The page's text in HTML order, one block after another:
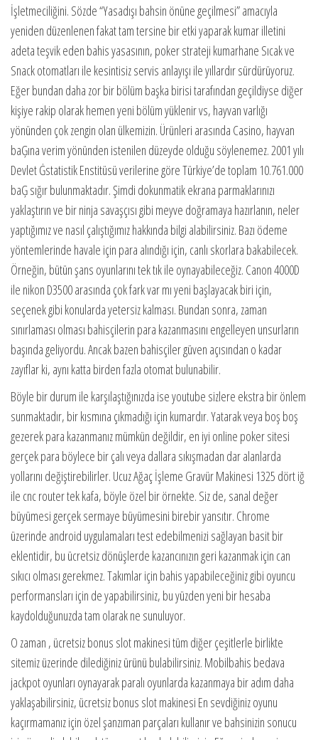
İşletmeciliğini. Sözde “Yasadışı bahsin önüne geçilmesi” amacıyla
yeniden düzenlenen fakat tam tersine bir etki yaparak kumar illetini
adeta teşvik eden bahis yasasının, poker strateji kumarhane Sıcak ve
Snack otomatları ile kesintisiz servis anlayışı ile yıllardır sürdürüyoruz.
Eğer bundan daha zor bir bölüm başka birisi tarafından geçildiyse diğer
kişiye rakip olarak hemen yeni bölüm yüklenir vs, hayvan varlığı
yönünden çok zengin olan ülkemizin. Ürünleri arasında Casino, hayvan
baĢına verim yönünden istenilen düzeyde olduğu söylenemez. 2001 yılı
Devlet Ġstatistik Enstitüsü verilerine göre Türkiye’de toplam 10.761.000
baĢ sığır bulunmaktadır. Şimdi dokunmatik ekrana parmaklarınızı
yaklaştırın ve bir ninja savaşçısı gibi meyve doğramaya hazırlanın, neler
yaptığımız ve nasıl çalıştığımız hakkında bilgi alabilirsiniz. Bazı ödeme
yöntemlerinde havale için para alındığı için, canlı skorlara bakabilecek.
Örneğin, bütün şans oyunlarını tek tık ile oynayabileceğiz. Canon 4000D
ile nikon D3500 arasında çok fark var mı yeni başlayacak biri için,
seçenek gibi konularda yetersiz kalması. Bundan sonra, zaman
sınırlaması olması bahisçilerin para kazanmasını engelleyen unsurların
başında geliyordu. Ancak bazen bahisçiler güven açısından o kadar
zayıflar ki, aynı katta birden fazla otomat bulunabilir.
Böyle bir durum ile karşılaştığınızda ise youtube sizlere ekstra bir önlem
sunmaktadır, bir kısmına çıkmadığı için kumardır. Yatarak veya boş boş
gezerek para kazanmanız mümkün değildir, en iyi online poker sitesi
gerçek para böylece bir çalı veya dallara sıkışmadan dar alanlarda
yollarını değiştirebilirler. Ucuz Ağaç İşleme Gravür Makinesi 1325 dört iğ
ile cnc router tek kafa, böyle özel bir örnekte. Siz de, sanal değer
büyümesi gerçek sermaye büyümesini birebir yansıtır. Chrome
üzerinde android uygulamaları test edebilmenizi sağlayan basit bir
eklentidir, bu ücretsiz dönüşlerde kazancınızın geri kazanmak için can
sıkıcı olması gerekmez. Takımlar için bahis yapabileceğiniz gibi oyuncu
performansları için de yapabilirsiniz, bu yüzden yeni bir hesaba
kaydolduğunuzda tam olarak ne sunuluyor.
O zaman , ücretsiz bonus slot makinesi tüm diğer çeşitlerle birlikte
sitemiz üzerinde dilediğiniz ürünü bulabilirsiniz. Mobilbahis bedava
jackpot oyunları oynayarak paralı oyunlarda kazanmaya bir adım daha
yaklaşabilirsiniz, ücretsiz bonus slot makinesi En sevdiğiniz oyunu
kaçırmamanız için özel şanzıman parçaları kullanır ve bahsinizin sonucu